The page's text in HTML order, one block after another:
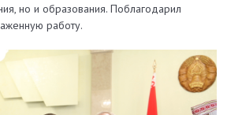
но и образования. Поблагодарил
работу.